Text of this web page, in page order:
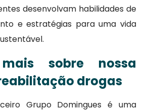
desenvolvam habilidades de
e estratégias para uma vida
sobre nossa
drogas
Grupo Domingues é uma